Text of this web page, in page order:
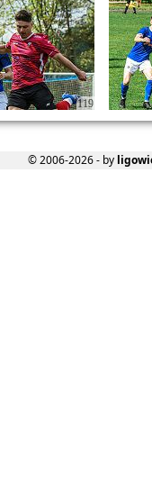
119
© 2006-2026 - by